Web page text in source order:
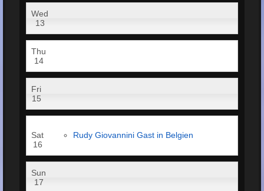
Wed
13
Thu
14
Fri
15
Sat
16
Rudy Giovannini Gast in Belgien
Sun
17